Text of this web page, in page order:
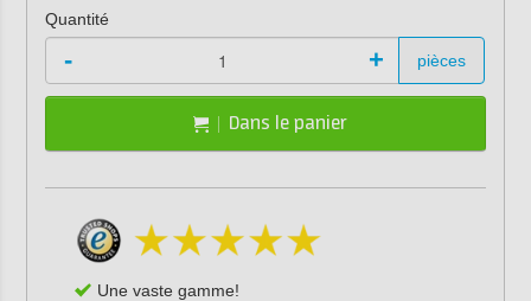
Quantité
- + pièces
Dans le panier
Une vaste gamme!